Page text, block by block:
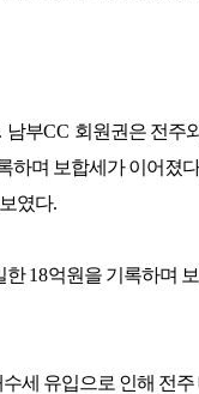
남부CC 회원권은 전주
하며 보합세가 이어졌다
였다.
한18억원을 기록하며
세 유입으로 인해 전주